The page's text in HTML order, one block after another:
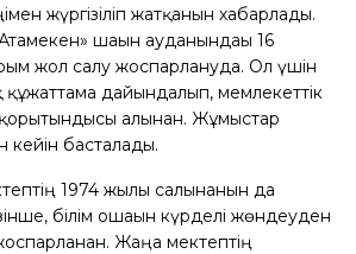
жүргізіліп жатқанын хабарлады.
шағын ауданындағы 16
жол салу жоспарлануда. Ол үшін
дайындалып, мемлекеттік
алынған. Жұмыстар
кейін басталады.
1974 жылы салынғанын да
білім ошағын күрделі жөндеуден
Жаңа мектептің